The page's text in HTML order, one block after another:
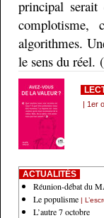
principal
complotisme,
algorithmes.
le sens du
| 1er
ACTUALITÉS
Réunion-débat du
Le populisme |
L’autre 7 octobre